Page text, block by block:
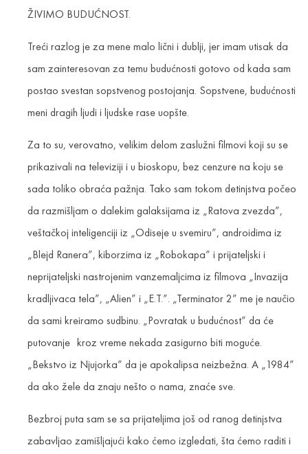
ŽIVIMO BUDUĆNOST.
Treći razlog je za mene malo lični i dublji, jer imam utisak da
sam zainteresovan za temu budućnosti gotovo od kada sam
postao svestan sopstvenog postojanja. Sopstvene, budućnosti
meni dragih ljudi i ljudske rase uopšte.
Za to su, verovatno, velikim delom zaslužni filmovi koji su se
prikazivali na televiziji i u bioskopu, bez cenzure na koju se
sada toliko obraća pažnja. Tako sam tokom detinjstva počeo
da razmišljam o dalekim galaksijama iz „Ratova zvezda”,
veštačkoj inteligenciji iz „Odiseje u svemiru”, androidima iz
„Blejd Ranera”, kiborzima iz „Robokapa” i prijateljski i
neprijateljski nastrojenim vanzemaljcima iz filmova „Invazija
kradljivaca tela”, „Alien” i „E.T.”. „Terminator 2” me je naučio
da sami kreiramo sudbinu. „Povratak u budućnost” da će
putovanje kroz vreme nekada zasigurno biti moguće.
„Bekstvo iz Njujorka” da je apokalipsa neizbežna. A „1984”
da ako žele da znaju nešto o nama, znaće sve.
Bezbroj puta sam se sa prijateljima još od ranog detinjstva
zabavljao zamišljajući kako ćemo izgledati, šta ćemo raditi i